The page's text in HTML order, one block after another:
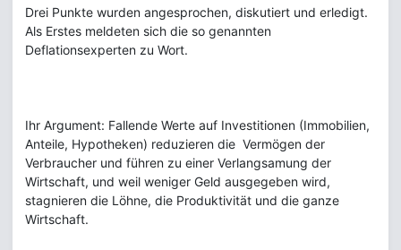
Drei Punkte wurden angesprochen, diskutiert und erledigt.
Als Erstes meldeten sich die so genannten
Deflationsexperten zu Wort.
Ihr Argument: Fallende Werte auf Investitionen (Immobilien,
Anteile, Hypotheken) reduzieren die Vermögen der
Verbraucher und führen zu einer Verlangsamung der
Wirtschaft, und weil weniger Geld ausgegeben wird,
stagnieren die Löhne, die Produktivität und die ganze
Wirtschaft.